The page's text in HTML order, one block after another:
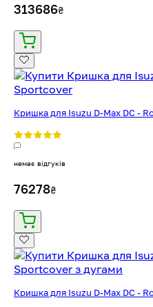
313686₴
Кришка для Isuzu D-Max DC -
немає відгуків
76278₴
Кришка для Isuzu D-Max DC -